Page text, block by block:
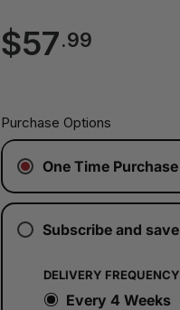
$57.99
正
格
价
格
已
税。
运
Purchase Options
One Time Purchase
Subscribe and save
DELIVERY FREQUENCY
Every 4 Weeks